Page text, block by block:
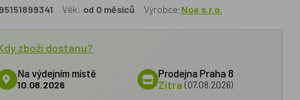
Věk: od 0 měsíců Výrobce:Noe s.r.o.
zboží dostanu?
Na výdejním místě
10.08.2026
Prodejna Praha 8
Zítra (07.08.2026)